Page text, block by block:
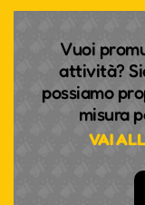
Vuoi
attività?
possiamo
misura
VAI